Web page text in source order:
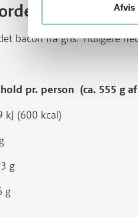
Afvis
bacon fra gris. Tidligere
pr. person (ca. 555 g
kJ (600 kcal)
g
g